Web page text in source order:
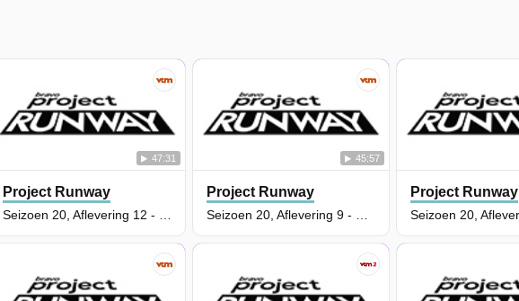
47:31
Project Runway
45:57
Project Runway Project Runway